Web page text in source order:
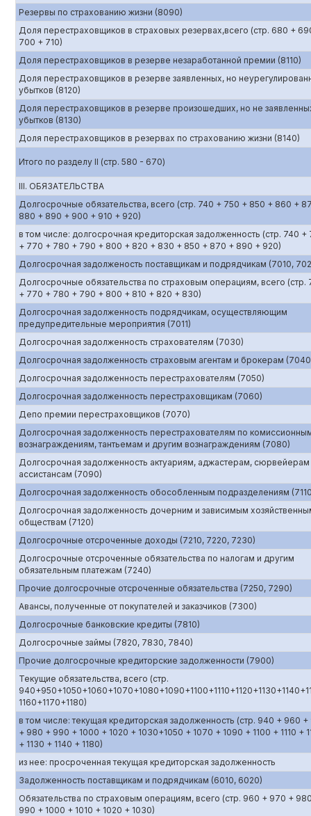
Резервы по страхованию жизни (8090)
Доля перестраховщиков в страховых резервах,всего (стр. 680 +
700 + 710)
Доля перестраховщиков в резерве незаработанной премии (8110)
Доля перестраховщиков в резерве заявленных, но
убытков (8120)
Доля перестраховщиков в резерве произошедших, но не
убытков (8130)
Доля перестраховщиков в резервах по страхованию жизни (8140)
Итого по разделу II (стр. 580 - 670)
III. ОБЯЗАТЕЛЬСТВА
Долгосрочные обязательства, всего (стр. 740 + 750 + 850 + 860 +
880 + 890 + 900 + 910 + 920)
в том числе: долгосрочная кредиторская задолженность (стр. 740 +
+ 770 + 780 + 790 + 800 + 820 + 830 + 850 + 870 + 890 + 920)
Долгосрочная задолженость поставщикам и подрядчикам (7010,
Долгосрочные обязательства по страховым операциям, всего (стр.
+ 770 + 780 + 790 + 800 + 810 + 820 + 830)
Долгосрочная задолженность подрядчикам, осуществляющим
предупредительные мероприятия (7011)
Долгосрочная задолженность страхователям (7030)
Долгосрочная задолженность страховым агентам и брокерам
Долгосрочная задолженность перестрахователям (7050)
Долгосрочная задолженность перестраховщикам (7060)
Депо премии перестраховщиков (7070)
Долгосрочная задолженность перестрахователям по
вознаграждениям, тантьемам и другим вознаграждениям (7080)
Долгосрочная задолженность актуариям, аджастерам, сюрвейерам
ассистансам (7090)
Долгосрочная задолженность обособленным подразделениям
Долгосрочная задолженность дочерним и зависимым
обществам (7120)
Долгосрочные отсроченные доходы (7210, 7220, 7230)
Долгосрочные отсроченные обязательства по налогам и другим
обязательным платежам (7240)
Прочие долгосрочные отсроченные обязательства (7250, 7290)
Авансы, полученные от покупателей и заказчиков (7300)
Долгосрочные банковские кредиты (7810)
Долгосрочные займы (7820, 7830, 7840)
Прочие долгосрочные кредиторские задолженности (7900)
Текущие обязательства, всего (стр.
1160+1170+1180)
в том числе: текущая кредиторская задолженность (стр. 940 + 960
+ 980 + 990 + 1000 + 1020 + 1030+1050 + 1070 + 1090 + 1100 + 1110 +
+ 1130 + 1140 + 1180)
из нее: просроченная текущая кредиторская задолженность
Задолженность поставщикам и подрядчикам (6010, 6020)
Обязательства по страховым операциям, всего (стр. 960 + 970 +
990 + 1000 + 1010 + 1020 + 1030)